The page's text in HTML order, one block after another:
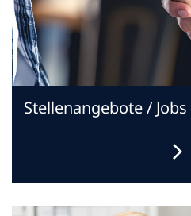
Stellenangebote / Jobs